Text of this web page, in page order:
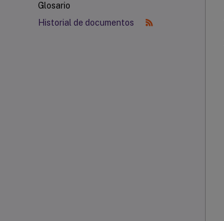
Glosario
Historial de documentos